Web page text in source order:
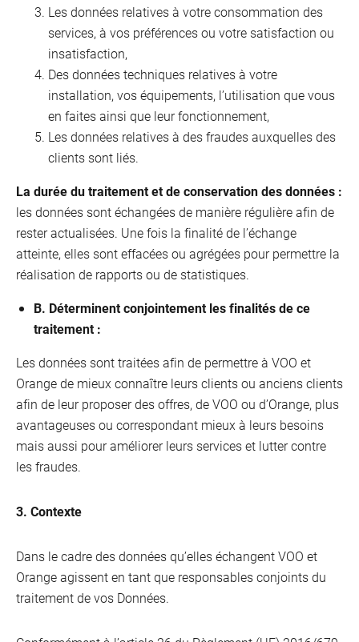
Les données relatives à votre consommation des
services, à vos préférences ou votre satisfaction ou
insatisfaction,
Des données techniques relatives à votre
installation, vos équipements, l’utilisation que vous
en faites ainsi que leur fonctionnement,
Les données relatives à des fraudes auxquelles des
clients sont liés.
La durée du traitement et de conservation des données :
les données sont échangées de manière régulière afin de
rester actualisées. Une fois la finalité de l’échange
atteinte, elles sont effacées ou agrégées pour permettre la
réalisation de rapports ou de statistiques.
B. Déterminent conjointement les finalités de ce
traitement :
Les données sont traitées afin de permettre à VOO et
Orange de mieux connaître leurs clients ou anciens clients
afin de leur proposer des offres, de VOO ou d’Orange, plus
avantageuses ou correspondant mieux à leurs besoins
mais aussi pour améliorer leurs services et lutter contre
les fraudes.
3. Contexte
Dans le cadre des données qu’elles échangent VOO et
Orange agissent en tant que responsables conjoints du
traitement de vos Données.